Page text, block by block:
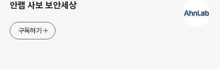
안랩 사보 보안세상
구독하기